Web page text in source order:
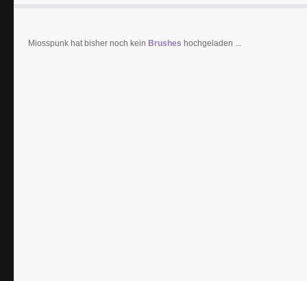
Miosspunk hat bisher noch kein Brushes hochgeladen ...